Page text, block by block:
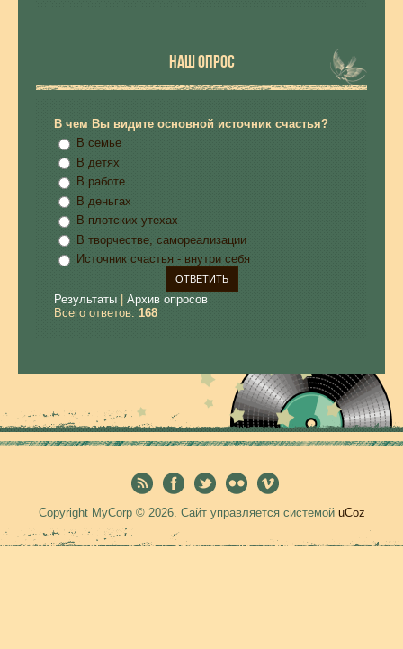
НАШ ОПРОС
В чем Вы видите основной источник счастья?
В семье
В детях
В работе
В деньгах
В плотских утехах
В творчестве, самореализации
Источник счастья - внутри себя
Результаты
Архив опросов
Всего ответов: 168
Copyright MyCorp © 2026. Сайт управляется системой uCoz